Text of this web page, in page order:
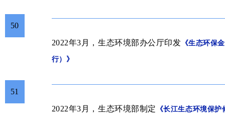
50
2022年3月，生态环境部办公厅印发 《生态环保
行）》
51
2022年3月，生态环境部制定
《长江生态环境保